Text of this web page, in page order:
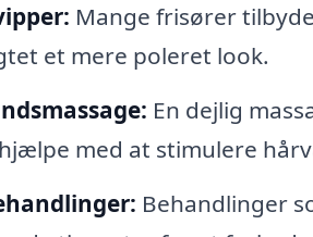
Mange frisører
et mere poleret look.
En dejlig
med at stimulere
Behandlinger